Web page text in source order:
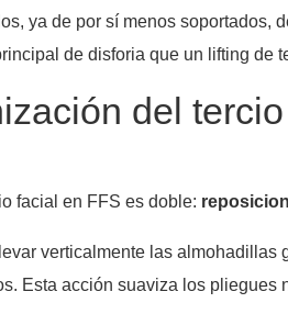
ya de por sí menos
de disforia que un lifting de
del
facial en FFS es doble:
verticalmente las
Esta acción suaviza los